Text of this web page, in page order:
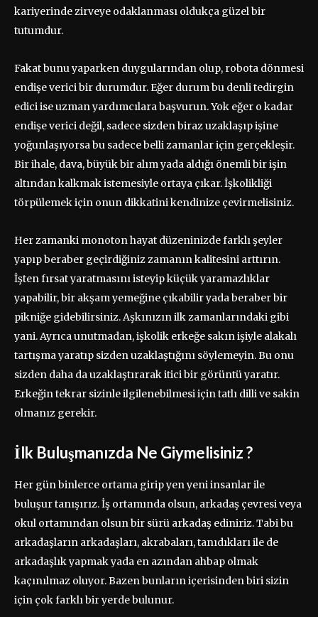
kariyerinde zirveye odaklanması oldukça güzel bir
tutumdur.
Fakat bunu yaparken duygularından olup, robota dönmesi
endişe verici bir durumdur. Eğer durum bu denli tedirgin
edici ise uzman yardımcılara başvurun. Yok eğer o kadar
endişe verici değil, sadece sizden biraz uzaklaşıp işine
yoğunlaşıyorsa bu sadece belli zamanlar için gerçekleşir.
Bir ihale, dava, büyük bir alım yada aldığı önemli bir işin
altından kalkmak istemesiyle ortaya çıkar. İşkolikliği
törpülemek için onun dikkatini kendinize çevirmelisiniz.
Her zamanki monoton hayat düzeninizde farklı şeyler
yapıp beraber geçirdiğiniz zamanın kalitesini arttırın.
İşten fırsat yaratmasını isteyip küçük yaramazlıklar
yapabilir, bir akşam yemeğine çıkabilir yada beraber bir
pikniğe gidebilirsiniz. Aşkınızın ilk zamanlarındaki gibi
yani. Ayrıca unutmadan, işkolik erkeğe sakın işiyle alakalı
tartışma yaratıp sizden uzaklaştığını söylemeyin. Bu onu
sizden daha da uzaklaştırarak itici bir görüntü yaratır.
Erkeğin tekrar sizinle ilgilenebilmesi için tatlı dilli ve sakin
olmanız gerekir.
İlk Buluşmanızda Ne Giymelisiniz ?
Her gün binlerce ortama girip yen yeni insanlar ile
buluşur tanışırız. İş ortamında olsun, arkadaş çevresi veya
okul ortamından olsun bir sürü arkadaş ediniriz. Tabi bu
arkadaşların arkadaşları, akrabaları, tanıdıkları ile de
arkadaşlık yapmak yada en azından ahbap olmak
kaçınılmaz oluyor. Bazen bunların içerisinden biri sizin
için çok farklı bir yerde bulunur.